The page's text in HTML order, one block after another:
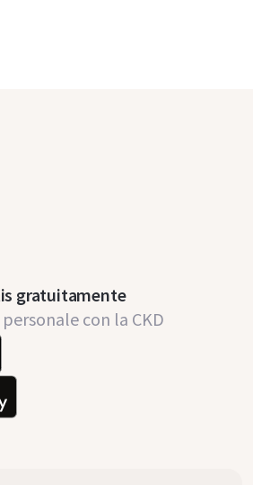
gratuitamente
con la CKD